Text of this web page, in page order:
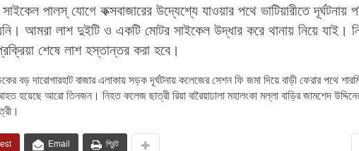
পালস্ যোগে কক্সবাজারের উদ্যেশ্যে যাওয়ার পথে ভাটিয়ারীতে দূর্ঘটনায়
আমরা লাশ দুইটি ও একটি মোটর সাইকেল উদ্ধার করে থানায় নিয়ে যাই।
শেষে লাশ হস্তান্তর করা হবে।
বড় দারোগারহাট বাজার এলাকায় সড়ক দূর্ঘটনায় কলেজের সেশন ফি জমা দিয়ে বাড়ী ফেরার পথে
আরো তিনজন। নিহত কলেজ ছাত্রী রিয়া বারৈয়াঢালা মহালংকা মল্লা বাড়ির জামশেদ
Email প্রিন্ট